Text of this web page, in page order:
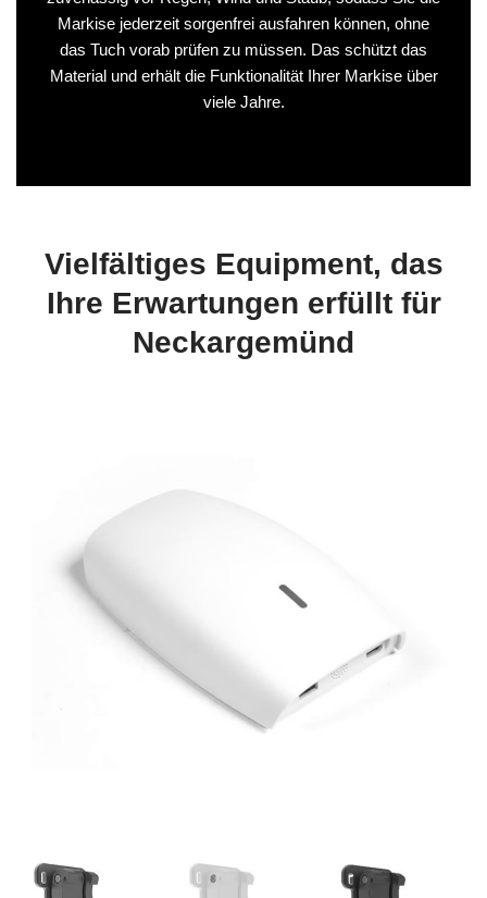
Markise jederzeit sorgenfrei ausfahren können, ohne
das Tuch vorab prüfen zu müssen. Das schützt das
Material und erhält die Funktionalität Ihrer Markise über
viele Jahre.
Vielfältiges Equipment, das
Ihre Erwartungen erfüllt für
Neckargemünd